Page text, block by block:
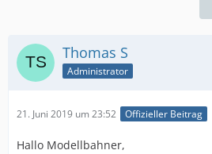
Thomas S
Administrator
21. Juni 2019 um 23:52 Offizieller Beitrag
Hallo Modellbahner,